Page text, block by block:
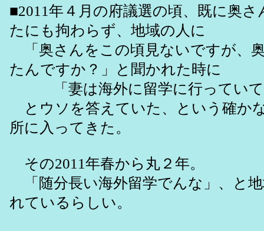
■2011年４月の府議選の頃、既に奥
たにも拘わらず、地域の人に
「奥さんをこの頃見ないですが、
たんですか？」と聞かれた時に
「妻は海外に留学に行っていて
とウソを答えていた、という確か
所に入ってきた。
その2011年春から丸２年。
「随分長い海外留学でんな」、と
れているらしい。